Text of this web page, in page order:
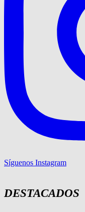
Síguenos Instagram
DESTACADOS